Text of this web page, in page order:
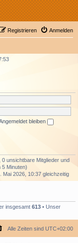
Anmelden
Registrieren
bleiben
unsichtbare Mitglieder und
Minuten)
Mai 2026, 10:37 gleichzeitig
insgesamt 613 • Unser
Alle Zeiten sind UTC+02:00